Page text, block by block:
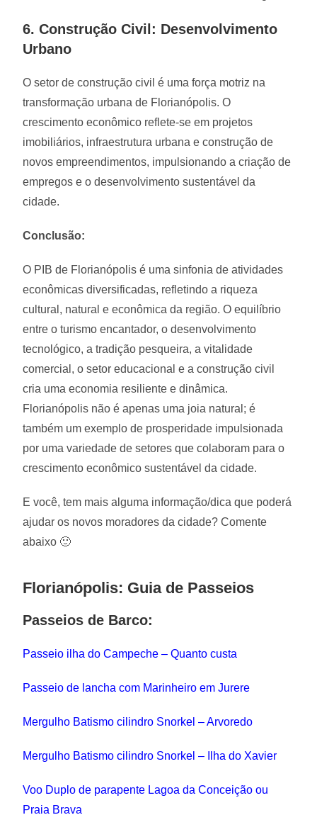
6. Construção Civil: Desenvolvimento
Urbano
O setor de construção civil é uma força motriz na
transformação urbana de Florianópolis. O
crescimento econômico reflete-se em projetos
imobiliários, infraestrutura urbana e construção de
novos empreendimentos, impulsionando a criação de
empregos e o desenvolvimento sustentável da
cidade.
Conclusão:
O PIB de Florianópolis é uma sinfonia de atividades
econômicas diversificadas, refletindo a riqueza
cultural, natural e econômica da região. O equilíbrio
entre o turismo encantador, o desenvolvimento
tecnológico, a tradição pesqueira, a vitalidade
comercial, o setor educacional e a construção civil
cria uma economia resiliente e dinâmica.
Florianópolis não é apenas uma joia natural; é
também um exemplo de prosperidade impulsionada
por uma variedade de setores que colaboram para o
crescimento econômico sustentável da cidade.
E você, tem mais alguma informação/dica que poderá
ajudar os novos moradores da cidade? Comente
abaixo 🙂
Florianópolis: Guia de Passeios
Passeios de Barco:
Passeio ilha do Campeche – Quanto custa
Passeio de lancha com Marinheiro em Jurere
Mergulho Batismo cilindro Snorkel – Arvoredo
Mergulho Batismo cilindro Snorkel – Ilha do Xavier
Voo Duplo de parapente Lagoa da Conceição ou
Praia Brava